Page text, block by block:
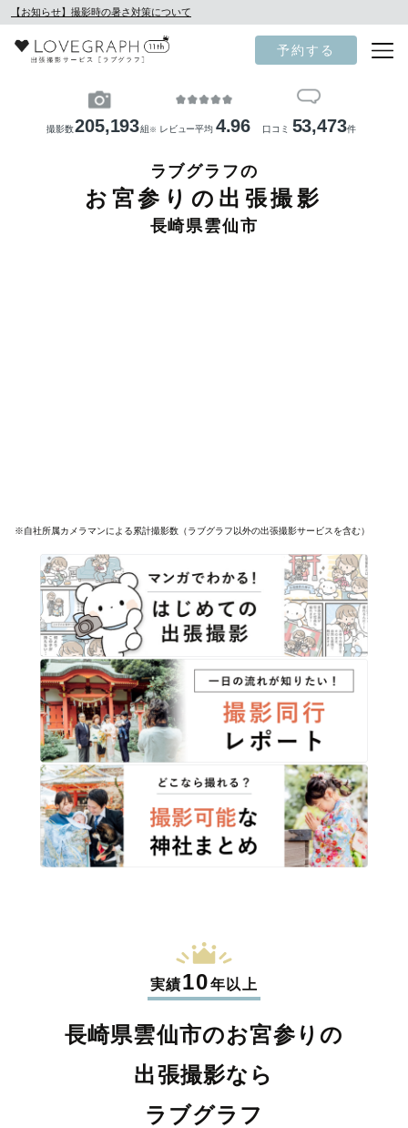
【お知らせ】撮影時の暑さ対策について
予約する
撮影数205,193組 ※ レビュー平均 4.96 口コミ 53,473件
ラブグラフの
お宮参りの出張撮影
長崎県雲仙市
※自社所属カメラマンによる累計撮影数（ラブグラフ以外の出張撮影サービスを含む）
実績10年以上
長崎県雲仙市のお宮参りの
出張撮影なら
ラブグラフ